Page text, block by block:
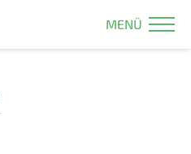
MENÜ